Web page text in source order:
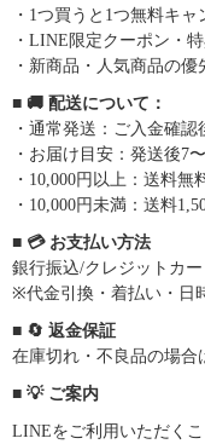
・1つ買うと1つ無料キャ
・LINE限定クーポン・
・新商品・人気商品の優
■ 🚚 配送について：
・通常発送：ご入金確認
・お届け目安：発送後7
・10,000円以上：送料無
・10,000円未満：送料
■ 💳 お支払い方法
銀行振込/クレジットカー
※代金引換・着払い・日
■ 🔄 返金保証
在庫切れ・不良品の場合
■ 💡 ご案内
LINEをご利用いただく